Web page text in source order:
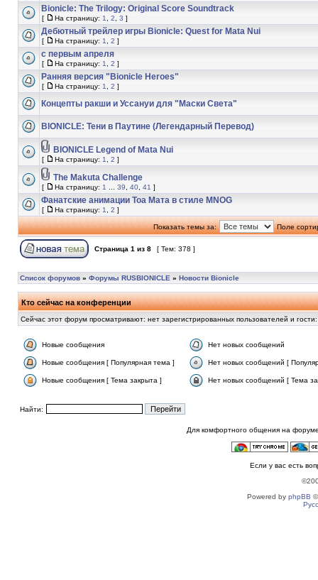
Bionicle: The Trilogy: Original Score Soundtrack
[ На страницу: 1 2 3 ]
Дебютный трейлер игры Bionicle: Quest for Mata Nui
[ На страницу: 1 2 ]
с первым апреля
[ На страницу: 1 2 ]
Ранняя версия "Bionicle Heroes"
[ На страницу: 1 2 ]
Концепты ракши и Уссануи для "Маски Света"
BIONICLE: Тени в Паутине (Легендарный Перевод)
BIONICLE Legend of Mata Nui
[ На страницу: 1 2 ]
The Makuta Challenge
[ На страницу: 1 39 40 41 ]
Фанатские анимации Тоа Мата в стиле MNOG
[ На страницу: 1 2 ]
Показать темы за: Поле
Страница 1 из 8 [ Тем: 378 ]
Список форумов » Форумы RUSBIONICLE » Новости Bionicle
Кто сейчас на конференции
Сейчас этот форум просматривают: нет зарегистрированных пользователей и
Новые сообщения Нет новых сообщений
Новые сообщения [ Популярная тема ] Нет новых сообщений [
Новые сообщения [ Тема закрыта ] Нет новых сообщений [ Тема
Найти:
Для комфортного общения на
Если у вас есть
Powered by phpBB